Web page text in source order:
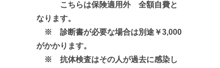
こちらは保険適用外 全額自費と
なります。
※ 診断書が必要な場合は別途￥3,000
がかかります。
※ 抗体検査はその人が過去に感染し